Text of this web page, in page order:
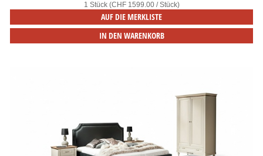
1 Stück (CHF 1599.00 / Stück)
AUF DIE MERKLISTE
IN DEN WARENKORB